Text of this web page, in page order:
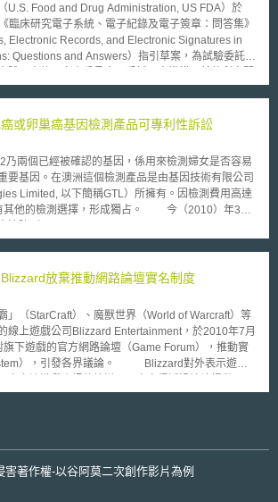
動成立 Linux 相容測試中心，希望能降低 Linux 版本
文化認證。 過去 Linux 相容測試免
務，並沒有於政府需求銜接，導致在促進 Linux 產品
次中信局僅在個人電腦部份列出需求，也有助於收斂
U.S. Food and Drug Administration, US FDA）於
臨床研究電子系統、電子紀錄及電子簽章：問答集》
Electronic Records, and Electronic Signatures in
Questions and Answers）指引草案，為試驗委託
子紀錄及電子簽章常見問答，供食品、醫療產品、菸
床研究使用電子紀錄及電子簽章—問答集》（Use of
日所發布的《臨床研究使用電腦系統》指引
Used in Clinical Investigations）。US FDA認為
電子簽章是可信且可靠的，並且通常可等同於紙本紀
的風
technology, DHT）定義及使用DHT考量重點。 關
資料》（Digital Health Technologies for Remote
Investigations）指引草案。該指引草案針對
用、訓練及風險提供相關建議。於臨床研究使用電子
簽章已為國際趨勢，對於各國相關規範值得持續關
生醫未來式網站（https://www.biotechlaw.org.tw）
或卵巢癌基因檢測產品可專利性訴訟
兩個已經被確認的基因，係用來檢測婦女是否容易
要基因。在澳洲這個檢測產品是由基因技術有限公司
Limited, 以下簡稱GTL）所擁有。因檢測費用高達
測選擇，形成獨占。 今（2010）年3
與BRCA2等人類基因乃如同血液、空氣或水的
檢測的選擇性，因而作出BRCA1與BRCA2基因不具
Court in Sydney）提起訴訟，希望免除GTL對於
的獨占權利。主要理由包括，對人類的一部分（基
礙了後續研究，也會阻礙乳癌與卵巢癌治療方法的研
受此檢測的障礙。固然專利權人得維持高檢測費用，
或物質是具有可專利性的，此案若勝訴，澳洲專利局
產物分離的基因或物質，具可專利性之見解，所以該
關注。
放棄推動網路論壇實名制度
（StarCraft）、魔獸世界（World of Warcraft）等
線上遊戲公司Blizzard Entertainment，於2010年7月
下遊戲的官方網路論壇（Game Forum），推動實
），引發各界議論。 Blizzard對外表示遊戲
建議或發表其他意見。然而，部分使用者卻肆意透
透過論壇發表攻擊性言論的現象。然而，論壇實名制
旋即收到眾多玩家的抗議信件。為平息反彈聲
不會實施論壇實名制，為整起事件劃下句點。
害著作權-以谷阿莫二次創作影片為例